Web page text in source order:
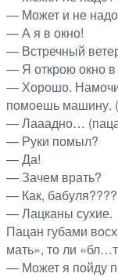
— Может и не
— А я в окно!
— Встречный
— Я открою окно в
— Хорошо.
помоешь машину.
— Лааадно…
— Руки помыл?
— Да!
— Зачем врать?
— Как, бабуля????
— Лацканы сухие.
Пацан губами
мать», то ли
— Может я пойду